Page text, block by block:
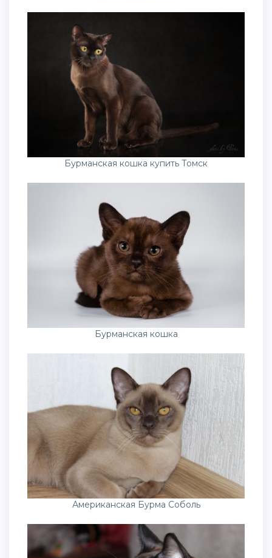
Бурманская кошка купить Томск
Бурманская кошка
Американская Бурма Соболь